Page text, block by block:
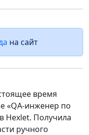
на сайт
время
«QA-инженер по
Hexlet. Получила
ручного